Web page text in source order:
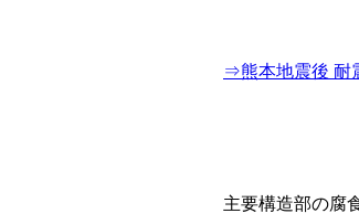
⇒熊本地震後 耐
主要構造部の腐